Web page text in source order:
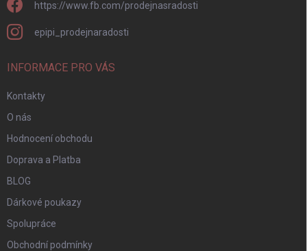
https://www.fb.com/prodejnasradosti
epipi_prodejnaradosti
INFORMACE PRO VÁS
Kontakty
O nás
Hodnocení obchodu
Doprava a Platba
BLOG
Dárkové poukazy
Spolupráce
Obchodní podmínky